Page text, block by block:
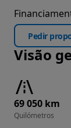
Pedir
Visão
69 050 km
Quilómetros